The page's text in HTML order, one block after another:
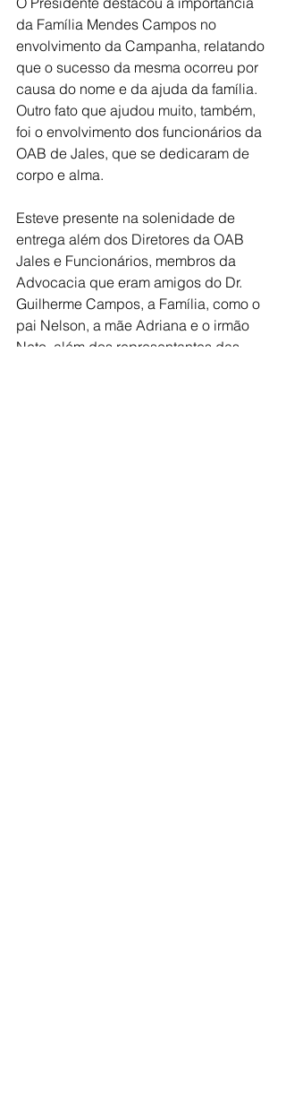
da Família Mendes Campos no
envolvimento da Campanha, relatando
que o sucesso da mesma ocorreu por
causa do nome e da ajuda da família.
Outro fato que ajudou muito, também,
foi o envolvimento dos funcionários da
OAB de Jales, que se dedicaram de
corpo e alma.
Esteve presente na solenidade de
entrega além dos Diretores da OAB
Jales e Funcionários, membros da
Advocacia que eram amigos do Dr.
Guilherme Campos, a Família, como o
pai Nelson, a mãe Adriana e o irmão
Neto, além dos representantes das